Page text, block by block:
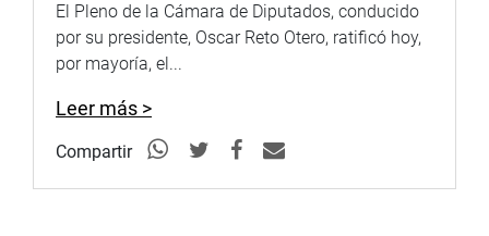
El Pleno de la Cámara de Diputados, conducido
por su presidente, Oscar Reto Otero, ratificó hoy,
por mayoría, el...
Leer más >
Compartir